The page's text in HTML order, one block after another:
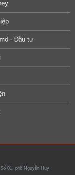
- Đầu tư
01, phố Nguyễn Huy